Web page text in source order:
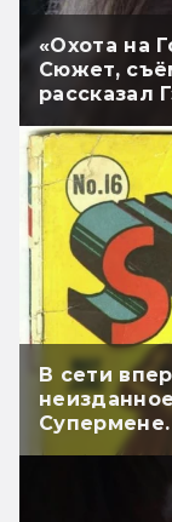
«Охота на
Сюжет,
рассказал
В сети